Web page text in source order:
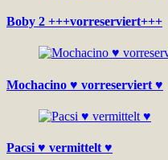
Boby 2 +++vorreserviert+++
Mochacino ♥ vorreserviert ♥
Pacsi ♥ vermittelt ♥